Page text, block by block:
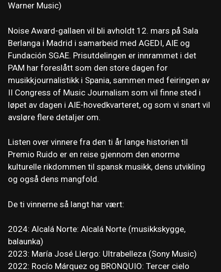
Warner Music)
Noise Award-gallaen vil bli avholdt 12. mars på Sala
Berlanga i Madrid i samarbeid med AGEDI, AIE og
Fundación SGAE. Prisutdelingen er innrammet i det
PAM har foreslått som den store dagen for
musikkjournalistikk i Spania, sammen med feiringen av
II Congress of Music Journalism som vil finne sted i
løpet av dagen i AIE-hovedkvarteret, og som vi snart vil
avsløre flere detaljer om.
Listen over vinnere fra den ti år lange historien til
Premio Ruido er en reise gjennom den enorme
kulturelle rikdommen til spansk musikk, dens utvikling
og også dens mangfold.
De ti vinnerne så langt har vært:
2024: Alcalá Norte: Alcalá Norte (musikkskygge,
balaunka)
2023: María José Llergo: Ultrabelleza (Sony Music)
2022: Rocío Márquez og BRONQUIO: Tercer cielo